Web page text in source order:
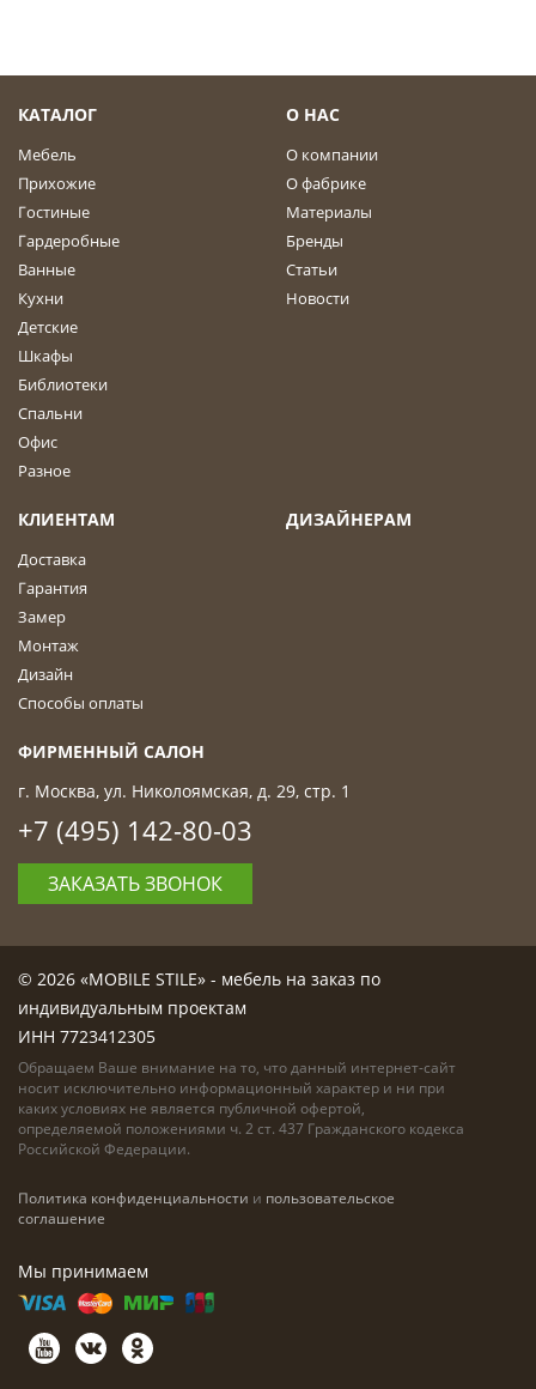
КАТАЛОГ
Мебель
Прихожие
Гостиные
Гардеробные
Ванные
Кухни
Детские
Шкафы
Библиотеки
Спальни
Офис
Разное
О НАС
О компании
О фабрике
Материалы
Бренды
Статьи
Новости
КЛИЕНТАМ
Доставка
Гарантия
Замер
Монтаж
Дизайн
Способы оплаты
ДИЗАЙНЕРАМ
ФИРМЕННЫЙ САЛОН
г. Москва, ул. Николоямская, д. 29, стр. 1
+7 (495) 142-80-03
ЗАКАЗАТЬ ЗВОНОК
© 2026 «MOBILE STILE» - мебель на заказ по
индивидуальным проектам
ИНН 7723412305
Обращаем Ваше внимание на то, что данный интернет-сайт
носит исключительно информационный характер и ни при
каких условиях не является публичной офертой,
определяемой положениями ч. 2 ст. 437 Гражданского кодекса
Российской Федерации.
Политика конфиденциальности и пользовательское
соглашение
Мы принимаем